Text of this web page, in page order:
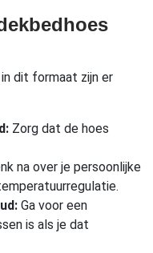
dit formaat zijn er
Zorg dat de hoes
na over je persoonlijke
Ga voor een
is als je dat